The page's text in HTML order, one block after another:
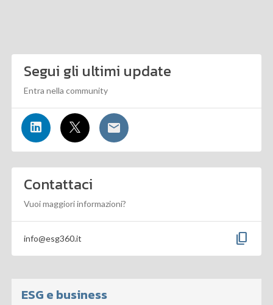
Segui gli ultimi update
Entra nella community
Contattaci
Vuoi maggiori informazioni?
info@esg360.it content_copy
ESG e business